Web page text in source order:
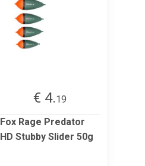
€ 4.19
Fox Rage Predator
HD Stubby Slider 50g